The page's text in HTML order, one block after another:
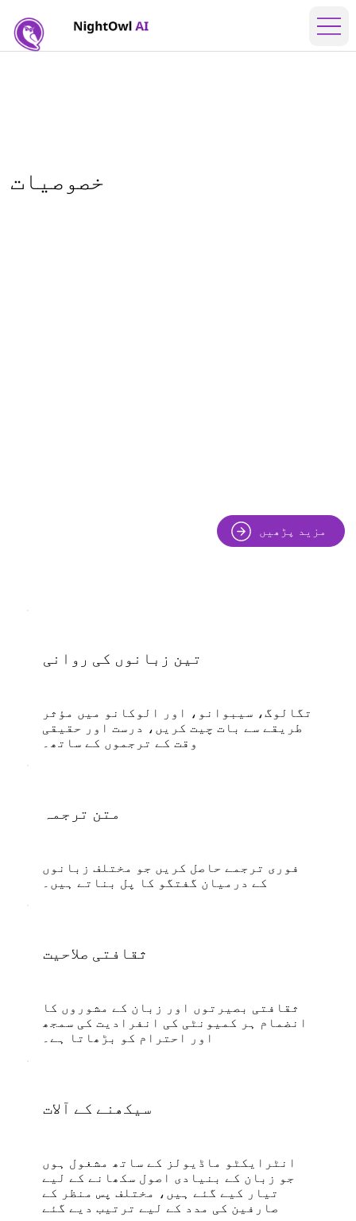
خصوصیات
مزید پڑھیں
تین زبانوں کی روانی
تگالوگ، سیبوانو، اور الوکانو میں مؤثر
طریقے سے بات چیت کریں، درست اور حقیقی
وقت کے ترجموں کے ساتھ۔
متن ترجمہ
فوری ترجمے حاصل کریں جو مختلف زبانوں
کے درمیان گفتگو کا پل بناتے ہیں۔
ثقافتی صلاحیت
ثقافتی بصیرتوں اور زبان کے مشوروں کا
انضمام ہر کمیونٹی کی انفرادیت کی سمجھ
اور احترام کو بڑھاتا ہے۔
سیکھنے کے آلات
انٹرایکٹو ماڈیولز کے ساتھ مشغول ہوں
جو زبان کے بنیادی اصول سکھانے کے لیے
تیار کیے گئے ہیں، مختلف پس منظر کے
صارفین کی مدد کے لیے ترتیب دیے گئے